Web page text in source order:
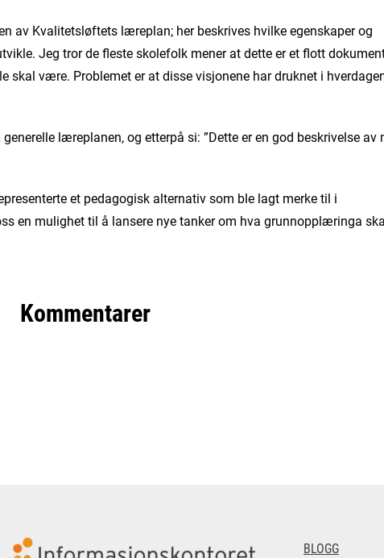
av Kvalitetsløftets læreplan; her beskrives hvilke egenskaper og
Jeg tror de fleste skolefolk mener at dette er et flott
skal være. Problemet er at disse visjonene har druknet i
læreplanen, og etterpå si: ”Dette er en god beskrivelse av
et pedagogisk alternativ som ble lagt merke til i
en mulighet til å lansere nye tanker om hva grunnopplæringa
Kommentarer
BLOGG